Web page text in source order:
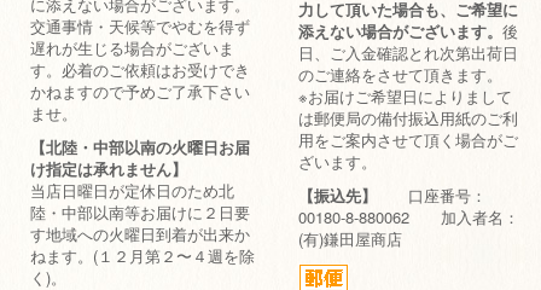
交通事情・天候等でやむを得ず
遅れが生じる場合がございま
す。必着のご依頼はお受けでき
かねますので予めご了承下さい
ませ。
【北陸・中部以南の火曜日お届
け指定は承れません】
当店日曜日が定休日のため北
陸・中部以南等お届けに２日要
す地域への火曜日到着が出来か
ねます。(１２月第２〜４週を除
く)。
力して頂いた場合も、ご希望に
添えない場合がございます。 後
日、ご入金確認とれ次第出荷日
のご連絡をさせて頂きます。
※お届けご希望日によりまして
は郵便局の備付振込用紙のご利
用をご案内させて頂く場合がご
ざいます。
【振込先】
口座番号：
00180-8-880062 加入者名：
(有)鎌田屋商店